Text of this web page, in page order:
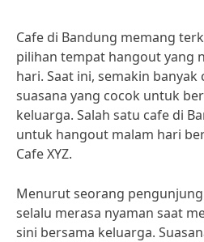
Cafe di Bandung memang
pilihan tempat hangout yang
hari. Saat ini, semakin
suasana yang cocok untuk
keluarga. Salah satu cafe di
untuk hangout malam hari
Cafe XYZ.
Menurut seorang pengunjung
selalu merasa nyaman saat
sini bersama keluarga.